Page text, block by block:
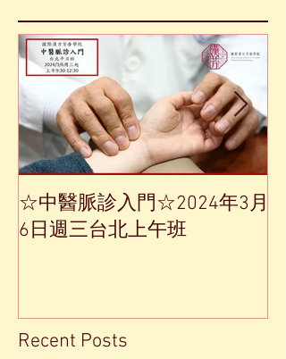
☆中醫脈診入門☆2024年3月
6日週三台北上午班
Recent Posts